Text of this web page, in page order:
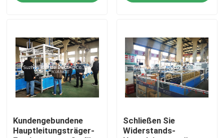
Nachrichten
Fordern Sie ein Zitat
Hauptleitungsträger-Maschine
Hauptleitungsträger-Werkzeugmaschine
Kundengebundene
Hauptleitungsträger-
Schließen Sie
Widerstands-